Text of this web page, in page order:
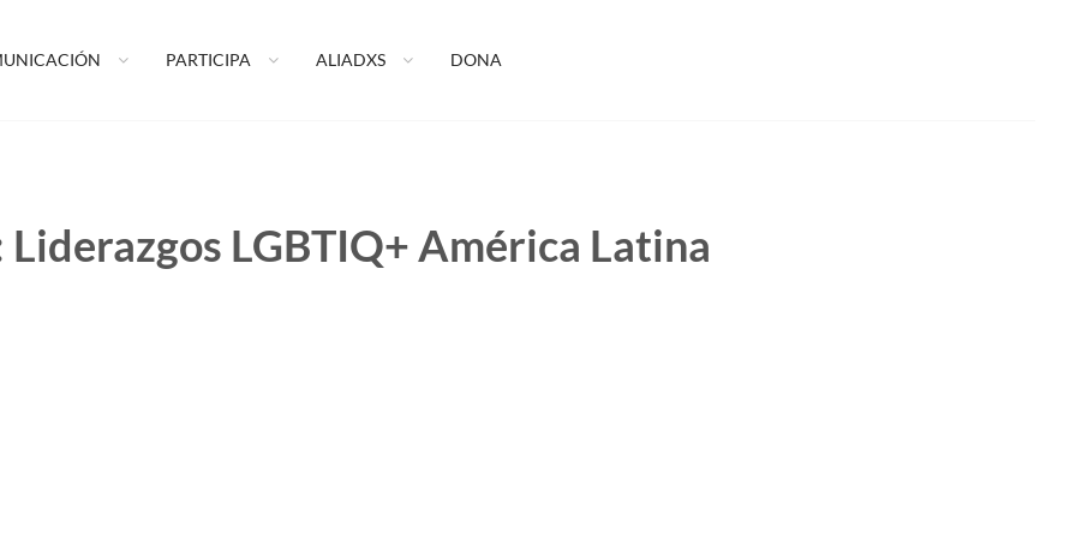
tu vida A.C.
PARTICIPA ALIADXS DONA
Liderazgos LGBTIQ+ América Latina